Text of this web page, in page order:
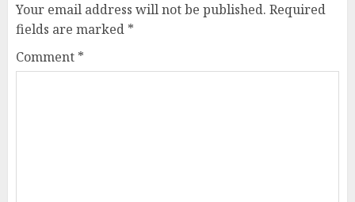
Your email address will not be published. Required
fields are marked *
Comment *